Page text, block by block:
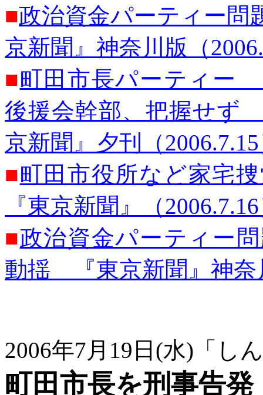
■政治資金パーティー
京新聞』神奈川版（
■町田市長パーティ
後援会幹部、把握せ
京新聞』夕刊（
■町田市役所など家
『東京新聞』（
■政治資金パーティー
動揺 『東京新聞』神奈
2006年7月19日(水)「し
町田市長を刑事告発